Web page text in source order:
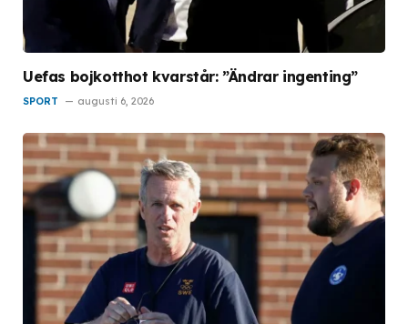
Uefas bojkotthot kvarstår: ”Ändrar ingenting”
SPORT augusti 6, 2026